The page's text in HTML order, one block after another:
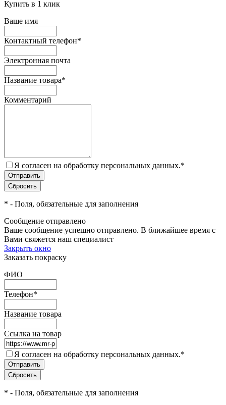
Купить в 1 клик
Ваше имя
Контактный телефон*
Электронная почта
Название товара*
Комментарий
Я согласен на обработку персональных данных.*
* - Поля, обязательные для заполнения
Сообщение отправлено
Ваше сообщение успешно отправлено. В ближайшее время с
Вами свяжется наш специалист
Закрыть окно
Заказать покраску
ФИО
Телефон*
Название товара
Ссылка на товар
Я согласен на обработку персональных данных.*
* - Поля, обязательные для заполнения